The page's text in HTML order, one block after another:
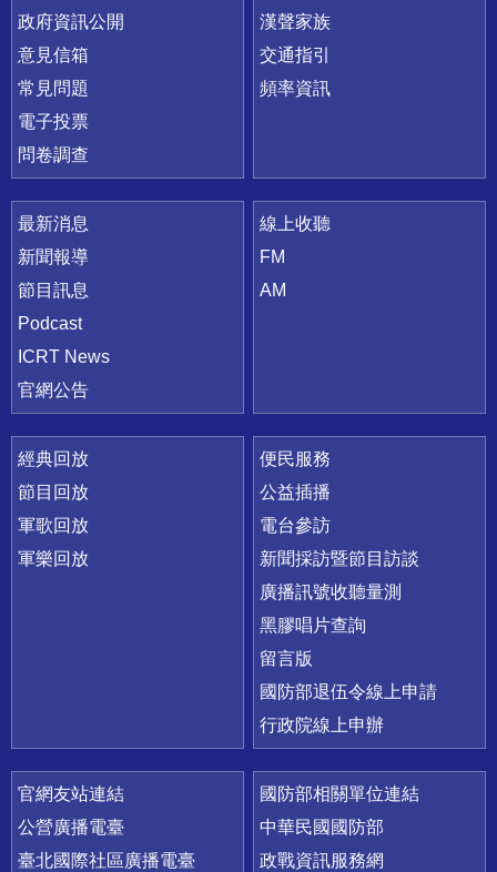
政府資訊公開
意見信箱
常見問題
電子投票
問卷調查
漢聲家族
交通指引
頻率資訊
最新消息
新聞報導
節目訊息
Podcast
ICRT News
官網公告
線上收聽
FM
AM
經典回放
節目回放
軍歌回放
軍樂回放
便民服務
公益插播
電台參訪
新聞採訪暨節目訪談
廣播訊號收聽量測
黑膠唱片查詢
留言版
國防部退伍令線上申請
行政院線上申辦
官網友站連結
公營廣播電臺
臺北國際社區廣播電臺
國防部相關單位連結
中華民國國防部
政戰資訊服務網